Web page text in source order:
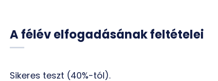
A félév elfogadásának feltételei
Sikeres teszt (40%-tól).